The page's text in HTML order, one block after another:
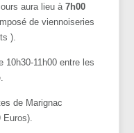
aura lieu à7h00
de viennoiseries
).
10h30-11h00 entre les
de Marignac